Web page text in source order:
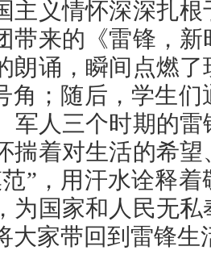
主义情怀深深扎
带来的《雷锋，
朗诵，瞬间点燃
角；随后，学生
军人三个时期的
揣着对生活的希
”，用汗水诠释
为国家和人民无
大家带回到雷锋生